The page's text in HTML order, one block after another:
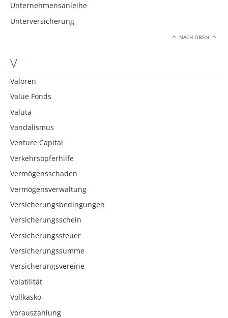
Unternehmensanleihe
Unterversicherung
NACH OBEN
V
Valoren
Value Fonds
Valuta
Vandalismus
Venture Capital
Verkehrsopferhilfe
Vermögensschaden
Vermögensverwaltung
Versicherungsbedingungen
Versicherungsschein
Versicherungssteuer
Versicherungssumme
Versicherungsvereine
Volatilität
Vollkasko
Vorauszahlung